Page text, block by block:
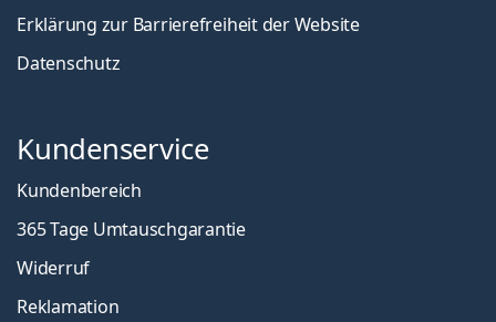
Erklärung zur Barrierefreiheit der Website
Datenschutz
Kundenservice
Kundenbereich
365 Tage Umtauschgarantie
Widerruf
Reklamation